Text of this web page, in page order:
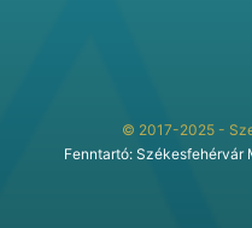
© 2017-2025 -
Fenntartó: Székesfehérvár